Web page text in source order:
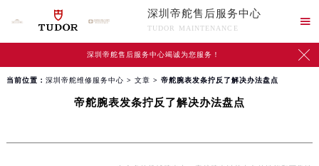
深圳帝舵售后服务中心
TUDOR MAINTENANCE

深圳帝舵售后服务中心竭诚为您服务！ 
当前位置： 深圳帝舵维修服务中心 > 文章 > 帝舵腕表发条拧反了解决办法盘点
帝舵腕表发条拧反了解决办法盘点